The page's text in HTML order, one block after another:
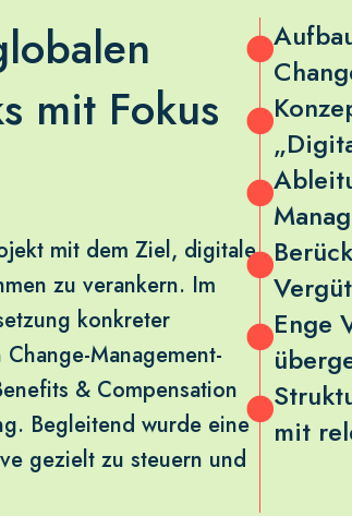
mit Fokus
mit dem Ziel, digitale
zu verankern. Im
konkreter
Management-
& Compensation
Begleitend wurde eine
gezielt zu steuern und
Enge
mit